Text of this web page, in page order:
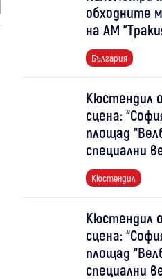
обходните
на АМ
България
Кюстендил
сцена:
площад
специални
Кюстендил
Кюстендил
сцена:
площад
специални